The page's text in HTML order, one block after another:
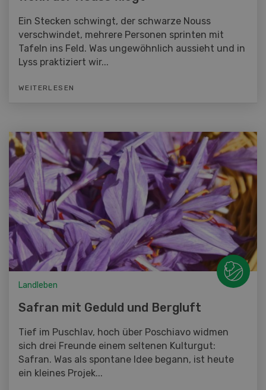
Ein Stecken schwingt, der schwarze Nouss
verschwindet, mehrere Personen sprinten mit
Tafeln ins Feld. Was ungewöhnlich aussieht und in
Lyss praktiziert wir...
WEITERLESEN
Landleben
Safran mit Geduld und Bergluft
Tief im Puschlav, hoch über Poschiavo widmen
sich drei Freunde einem seltenen Kulturgut:
Safran. Was als spontane Idee begann, ist heute
ein kleines Projek...